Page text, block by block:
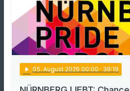
play_arrow 05. August 2026 00:00 · 39:19